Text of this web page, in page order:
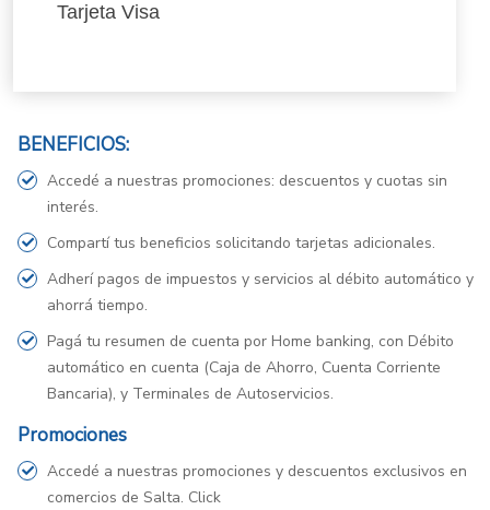
Tarjeta Visa
BENEFICIOS:
Accedé a nuestras promociones: descuentos y cuotas sin
interés.
Compartí tus beneficios solicitando tarjetas adicionales.
Adherí pagos de impuestos y servicios al débito automático y
ahorrá tiempo.
Pagá tu resumen de cuenta por Home banking, con Débito
automático en cuenta (Caja de Ahorro, Cuenta Corriente
Bancaria), y Terminales de Autoservicios.
Promociones
Accedé a nuestras promociones y descuentos exclusivos en
comercios de Salta. Click